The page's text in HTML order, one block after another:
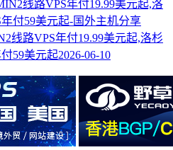
线路VPS年付19.99美元起,洛杉
59美元起2026-06-10